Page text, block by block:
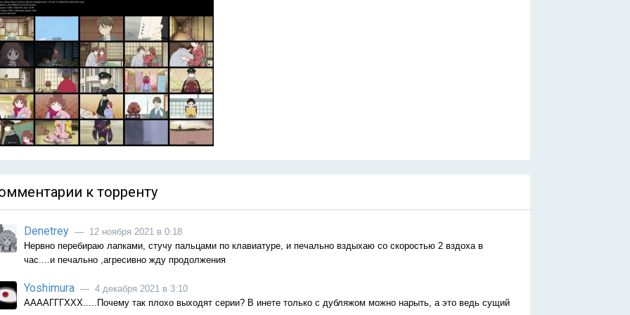
к торренту
Denetrey — 12 ноября 2021 в 0:18
Нервно перебираю лапками, стучу пальцами по клавиатуре, и печально вздыхаю со скоростью 2 вздоха в
час....и печально ,агресивно жду продолжения
Yoshimura — 4 декабря 2021 в 3:10
ААААГГГХХХ.....Почему так плохо выходят серии? В инете только с дубляжом можно нарыть, а это ведь сущий